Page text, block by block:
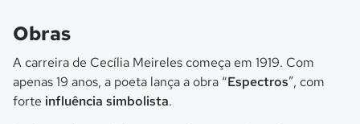
Obras
A carreira de Cecília Meireles começa em 1919. Com
apenas 19 anos, a poeta lança a obra “Espectros”, com
forte influência simbolista.